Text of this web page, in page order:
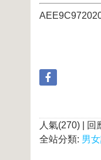
人氣(270) | 回
全站分類: 男